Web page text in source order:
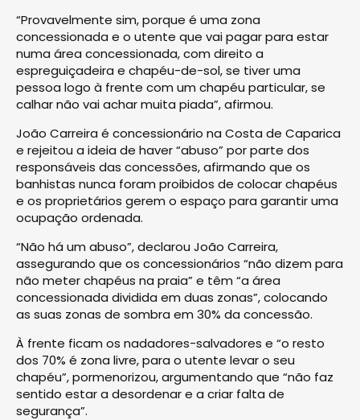
“Provavelmente sim, porque é uma zona
concessionada e o utente que vai pagar para estar
numa área concessionada, com direito a
espreguiçadeira e chapéu-de-sol, se tiver uma
pessoa logo à frente com um chapéu particular, se
calhar não vai achar muita piada”, afirmou.
João Carreira é concessionário na Costa de Caparica
e rejeitou a ideia de haver “abuso” por parte dos
responsáveis das concessões, afirmando que os
banhistas nunca foram proibidos de colocar chapéus
e os proprietários gerem o espaço para garantir uma
ocupação ordenada.
“Não há um abuso”, declarou João Carreira,
assegurando que os concessionários “não dizem para
não meter chapéus na praia” e têm “a área
concessionada dividida em duas zonas”, colocando
as suas zonas de sombra em 30% da concessão.
À frente ficam os nadadores-salvadores e “o resto
dos 70% é zona livre, para o utente levar o seu
chapéu”, pormenorizou, argumentando que “não faz
sentido estar a desordenar e a criar falta de
segurança”.